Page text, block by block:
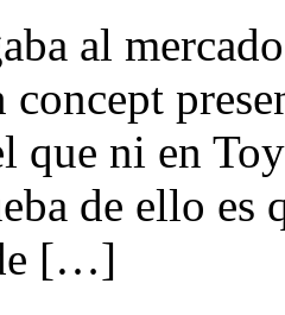
al
concept
que ni en
de ello es
[…]